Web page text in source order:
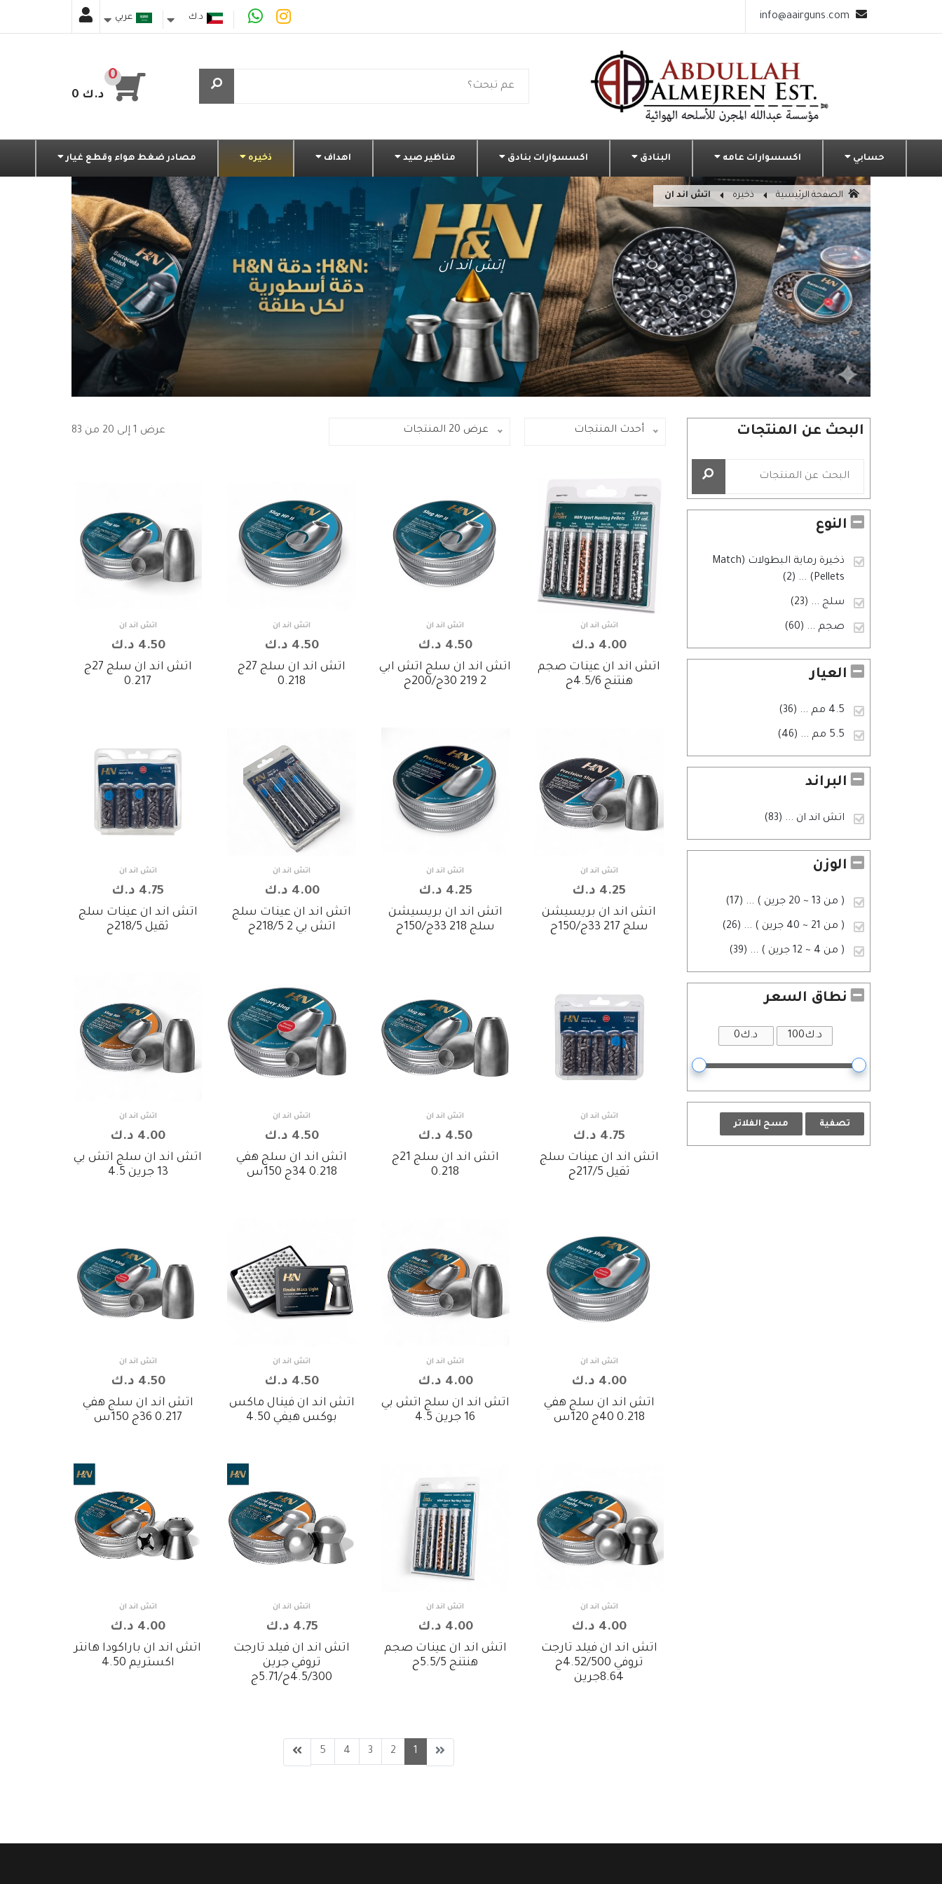
info@aairguns.com عربي
د.ك
دينار كويتي
0
0 د.ك
حسابي اكسسوارات عامه البنادق اكسسوارات بنادق مناظير صيد اهداف ذخيره مصادر ضغط هواء وقطع غيار
الصفحة الرئيسية ذخيره اتش اند ان
إتش آند ان
البحث عن المنتجات
النوع
ذخيرة رماية البطولات (Match
Pellets)
... (2)
سلج ... (23)
صجم ... (60)
العيار
4.5 مم ... (36)
5.5 مم ... (46)
البراند
اتش اند ان ... (83)
الوزن
( من 13 ~ 20 جرين ) ... (17)
( من 21 ~ 40 جرين ) ... (26)
( من 4 ~ 12 جرين ) ... (39)
نطاق السعر
تصفية مسح الفلاتر
أحدث المنتجات عرض 20 المنتجات عرض 1 إلى 20 من 83
اتش اند ان
4.00 د.ك
اتش اند ان عينات صجم
هنتنج 4.5/6ح
اتش اند ان
4.50 د.ك
اتش اند ان سلج اتش ابي
2 219 30ج/200ح
اتش اند ان
4.50 د.ك
اتش اند ان سلج 27ج
0.218
اتش اند ان
4.50 د.ك
اتش اند ان سلج 27ج
0.217
اتش اند ان
4.25 د.ك
اتش اند ان بريسيشن
سلج 217 33ج/150ح
اتش اند ان
4.25 د.ك
اتش اند ان بريسيشن
سلج 218 33ج/150ح
اتش اند ان
4.00 د.ك
اتش اند ان عينات سلج
اتش بي 2 218/5ح
اتش اند ان
4.75 د.ك
اتش اند ان عينات سلج
ثقيل 218/5ح
اتش اند ان
4.75 د.ك
اتش اند ان عينات سلج
ثقيل 217/5ح
اتش اند ان
4.50 د.ك
اتش اند ان سلج 21ج
0.218
اتش اند ان
4.50 د.ك
اتش اند ان سلج هفي
0.218 34ج 150س
اتش اند ان
4.00 د.ك
اتش اند ان سلج اتش بي
13 جرين 4.5
اتش اند ان
4.00 د.ك
اتش اند ان سلج هفي
0.218 40ج 120س
اتش اند ان
4.00 د.ك
اتش اند ان سلج اتش بي
16 جرين 4.5
اتش اند ان
4.50 د.ك
اتش اند ان فينال ماكس
بوكس هيفي 4.50
اتش اند ان
4.50 د.ك
اتش اند ان سلج هفي
0.217 36ج 150س
اتش اند ان
4.00 د.ك
اتش اند ان فيلد تارجت
تروفي 4.52/500ح
8.64جرين
اتش اند ان
4.00 د.ك
اتش اند ان عينات صجم
هنتنج 5.5/5ح
اتش اند ان
4.75 د.ك
اتش اند ان فيلد تارجت
تروفي جرين
4.5/300ح/5.71ج
اتش اند ان
4.00 د.ك
اتش اند ان باراكودا هانتر
اكستريم 4.50
1
2
3
4
5